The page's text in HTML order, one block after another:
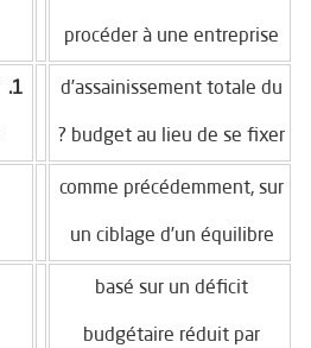
procéder à une entreprise
d’assainissement totale du
budget au lieu de se fixer ?
comme précédemment, sur
un ciblage d’un équilibre
basé sur un déficit
budgétaire réduit par